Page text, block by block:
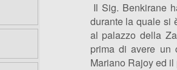
Il Sig. Benkirane
durante la quale si
al palazzo della
prima di avere un
Mariano Rajoy ed